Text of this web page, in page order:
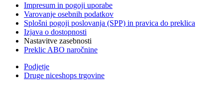
Impresum in pogoji uporabe
Varovanje osebnih podatkov
Splošni pogoji poslovanja (SPP) in pravica do preklica
Izjava o dostopnosti
Nastavitve zasebnosti
Preklic ABO naročnine
Podjetje
Druge niceshops trgovine